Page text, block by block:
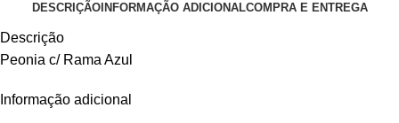
DESCRIÇÃOINFORMAÇÃO ADICIONALCOMPRA E ENTREGA
Descrição
Peonia c/ Rama Azul
Informação adicional